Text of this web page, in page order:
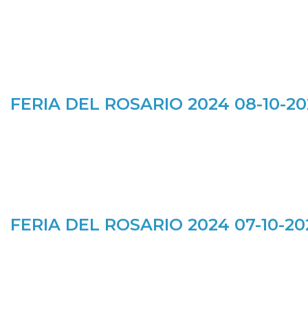
FERIA DEL ROSARIO 2024 08-10-
FERIA DEL ROSARIO 2024 07-10-